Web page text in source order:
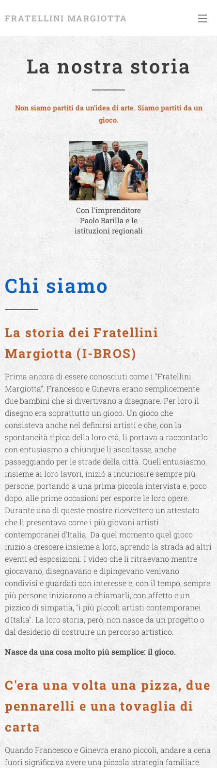
FRATELLINI MARGIOTTA
La nostra storia
Non siamo partiti da un'idea di arte. Siamo partiti da un
gioco.
Con l'imprenditore
Paolo Barilla e le
istituzioni regionali
Chi siamo
La storia dei Fratellini
Margiotta (I-BROS)
Prima ancora di essere conosciuti come i "Fratellini
Margiotta", Francesco e Ginevra erano semplicemente
due bambini che si divertivano a disegnare. Per loro il
disegno era soprattutto un gioco. Un gioco che
consisteva anche nel definirsi artisti e che, con la
spontaneità tipica della loro età, li portava a raccontarlo
con entusiasmo a chiunque li ascoltasse, anche
passeggiando per le strade della città. Quell'entusiasmo,
insieme ai loro lavori, iniziò a incuriosire sempre più
persone, portando a una prima piccola intervista e, poco
dopo, alle prime occasioni per esporre le loro opere.
Durante una di queste mostre ricevettero un attestato
che li presentava come i più giovani artisti
contemporanei d'Italia. Da quel momento quel gioco
iniziò a crescere insieme a loro, aprendo la strada ad altri
eventi ed esposizioni. I video che li ritraevano mentre
giocavano, disegnavano e dipingevano venivano
condivisi e guardati con interesse e, con il tempo, sempre
più persone iniziarono a chiamarli, con affetto e un
pizzico di simpatia, "i più piccoli artisti contemporanei
d'Italia". La loro storia, però, non nasce da un progetto o
dal desiderio di costruire un percorso artistico.
Nasce da una cosa molto più semplice: il gioco.
C'era una volta una pizza, due
pennarelli e una tovaglia di
carta
Quando Francesco e Ginevra erano piccoli, andare a cena
fuori significava avere una piccola strategia familiare.